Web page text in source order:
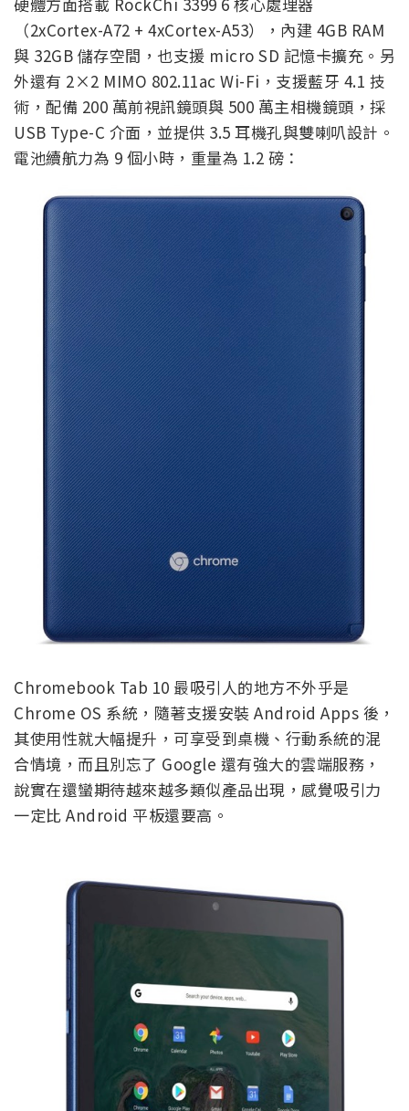
（2xCortex-A72 + 4xCortex-A53），內建 4GB RAM
與 32GB 儲存空間，也支援 micro SD 記憶卡擴充。另
外還有 2×2 MIMO 802.11ac Wi-Fi，支援藍牙 4.1 技
術，配備 200 萬前視訊鏡頭與 500 萬主相機鏡頭，採
USB Type-C 介面，並提供 3.5 耳機孔與雙喇叭設計。
電池續航力為 9 個小時，重量為 1.2 磅：
Chromebook Tab 10 最吸引人的地方不外乎是
Chrome OS 系統，隨著支援安裝 Android Apps 後，
其使用性就大幅提升，可享受到桌機、行動系統的混
合情境，而且別忘了 Google 還有強大的雲端服務，
說實在還蠻期待越來越多類似產品出現，感覺吸引力
一定比 Android 平板還要高。